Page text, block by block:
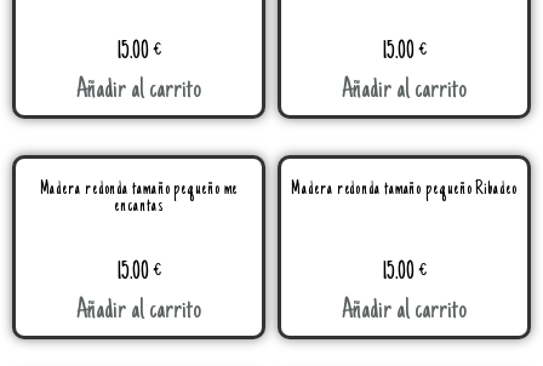
15.00€
Añadir al carrito
15.00€
Añadir al carrito
Madera redonda tamaño pequeño me
encantas
15.00€
Añadir al carrito
Madera redonda tamaño pequeño Ribadeo
15.00€
Añadir al carrito